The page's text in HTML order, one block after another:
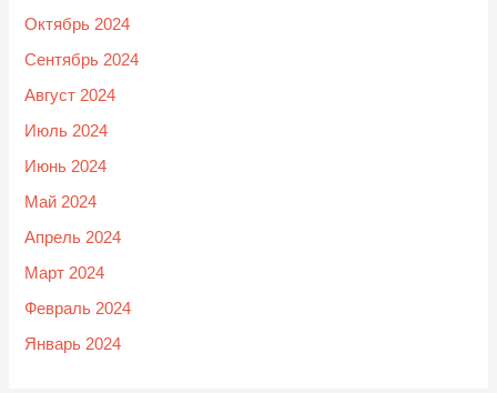
Октябрь 2024
Сентябрь 2024
Август 2024
Июль 2024
Июнь 2024
Май 2024
Апрель 2024
Март 2024
Февраль 2024
Январь 2024